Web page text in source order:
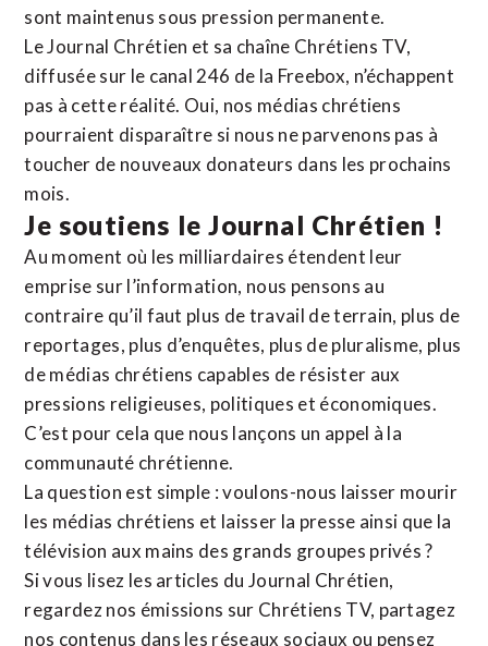
sont maintenus sous pression permanente.
Le Journal Chrétien et sa chaîne Chrétiens TV,
diffusée sur le canal 246 de la Freebox, n’échappent
pas à cette réalité. Oui, nos médias chrétiens
pourraient disparaître si nous ne parvenons pas à
toucher de nouveaux donateurs dans les prochains
mois.
Je soutiens le Journal Chrétien !
Au moment où les milliardaires étendent leur
emprise sur l’information, nous pensons au
contraire qu’il faut plus de travail de terrain, plus de
reportages, plus d’enquêtes, plus de pluralisme, plus
de médias chrétiens capables de résister aux
pressions religieuses, politiques et économiques.
C’est pour cela que nous lançons un appel à la
communauté chrétienne.
La question est simple : voulons-nous laisser mourir
les médias chrétiens et laisser la presse ainsi que la
télévision aux mains des grands groupes privés ?
Si vous lisez les articles du Journal Chrétien,
regardez nos émissions sur Chrétiens TV, partagez
nos contenus dans les réseaux sociaux ou pensez